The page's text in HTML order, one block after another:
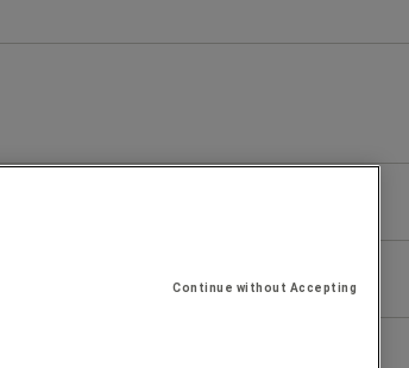
Continue without Accepting